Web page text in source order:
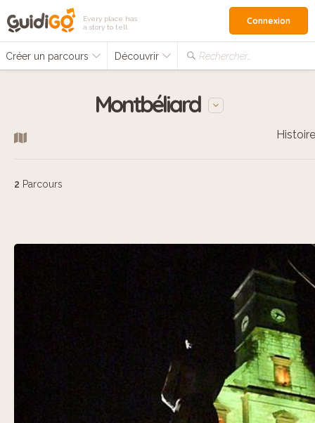
Every place has
a story to tell
Créer un parcours Découvrir Rechercher…
Connexion
Montbéliard
Histoire
2 Parcours